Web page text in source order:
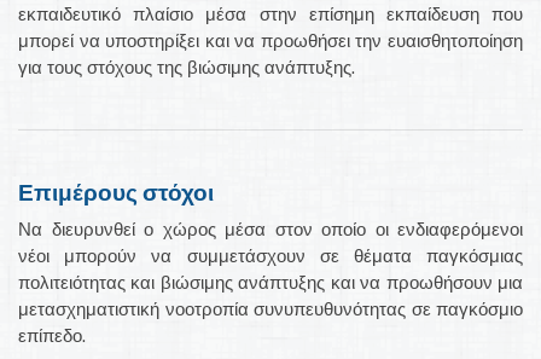
εκπαιδευτικό πλαίσιο μέσα στην επίσημη εκπαίδευση που
μπορεί να υποστηρίξει και να προωθήσει την ευαισθητοποίηση
για τους στόχους της βιώσιμης ανάπτυξης.
Επιμέρους στόχοι
Να διευρυνθεί ο χώρος μέσα στον οποίο οι ενδιαφερόμενοι
νέοι μπορούν να συμμετάσχουν σε θέματα παγκόσμιας
πολιτειότητας και βιώσιμης ανάπτυξης και να προωθήσουν μια
μετασχηματιστική νοοτροπία συνυπευθυνότητας σε παγκόσμιο
επίπεδο.